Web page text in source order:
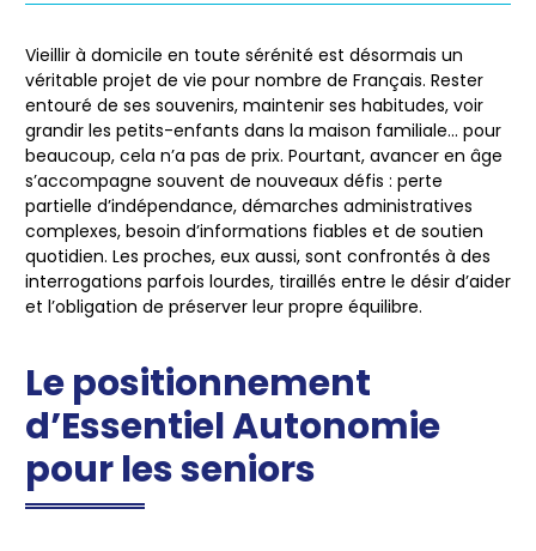
Vieillir à domicile en toute sérénité est désormais un
véritable projet de vie pour nombre de Français. Rester
entouré de ses souvenirs, maintenir ses habitudes, voir
grandir les petits-enfants dans la maison familiale… pour
beaucoup, cela n’a pas de prix. Pourtant, avancer en âge
s’accompagne souvent de nouveaux défis : perte
partielle d’indépendance, démarches administratives
complexes, besoin d’informations fiables et de soutien
quotidien. Les proches, eux aussi, sont confrontés à des
interrogations parfois lourdes, tiraillés entre le désir d’aider
et l’obligation de préserver leur propre équilibre.
Le positionnement
d’Essentiel Autonomie
pour les seniors